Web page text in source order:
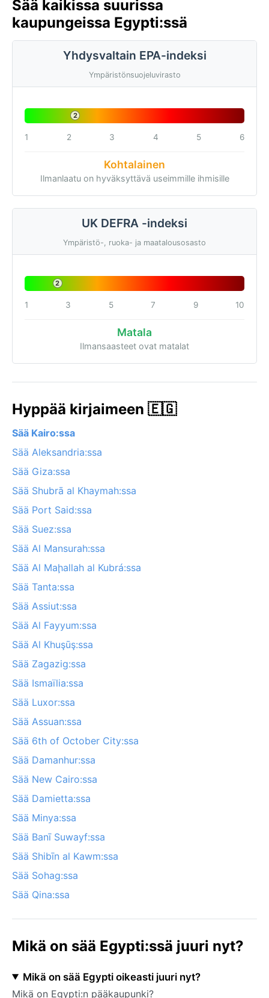
Sää kaikissa suurissa
kaupungeissa Egypti:ssä
Yhdysvaltain EPA-indeksi
Ympäristönsuojeluvirasto
2
1 2 3 4 5 6
Kohtalainen
Ilmanlaatu on hyväksyttävä useimmille ihmisille
UK DEFRA -indeksi
Ympäristö-, ruoka- ja maatalousosasto
2
1 3 5 7 9 10
Matala
Ilmansaasteet ovat matalat
Hyppää kirjaimeen 🇪🇬
Sää Kairo:ssa
Sää Aleksandria:ssa
Sää Giza:ssa
Sää Shubrā al Khaymah:ssa
Sää Port Said:ssa
Sää Suez:ssa
Sää Al Mansurah:ssa
Sää Al Maḩallah al Kubrá:ssa
Sää Tanta:ssa
Sää Assiut:ssa
Sää Al Fayyum:ssa
Sää Al Khuşūş:ssa
Sää Zagazig:ssa
Sää Ismaïlia:ssa
Sää Luxor:ssa
Sää Assuan:ssa
Sää 6th of October City:ssa
Sää Damanhur:ssa
Sää New Cairo:ssa
Sää Damietta:ssa
Sää Minya:ssa
Sää Banī Suwayf:ssa
Sää Shibīn al Kawm:ssa
Sää Sohag:ssa
Sää Qina:ssa
Mikä on sää Egypti:ssä juuri nyt?
Mikä on sää Egypti oikeasti juuri nyt?
Mikä on Egypti:n pääkaupunki?